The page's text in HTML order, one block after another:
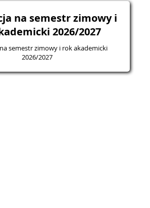
na semestr zimowy i
2026/2027
semestr zimowy i rok akademicki
2026/2027